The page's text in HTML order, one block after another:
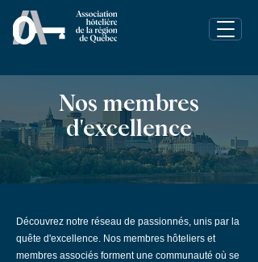
Nos membres
d'excellence
Découvrez notre réseau de passionnés, unis par la
quête d'excellence. Nos membres hôteliers et
membres associés forment une communauté où se